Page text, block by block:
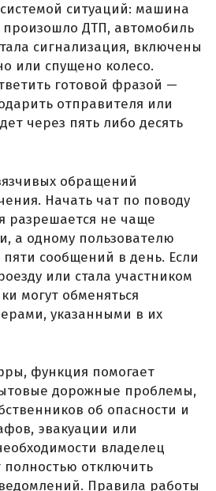
ситуаций: машина
произошло ДТП, автомобиль
сигнализация, включены
или спущено колесо.
готовой фразой —
отправителя или
через пять либо десять
обращений
Начать чат по поводу
разрешается не чаще
а одному пользователю
сообщений в день. Если
или стала участником
могут обменяться
указанными в их
функция помогает
дорожные проблемы,
об опасности и
эвакуации или
владелец
отключить
Правила работы